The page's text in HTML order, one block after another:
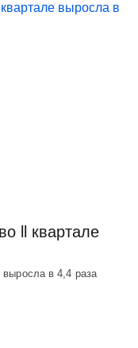
ll квартале
в 4,4 раза